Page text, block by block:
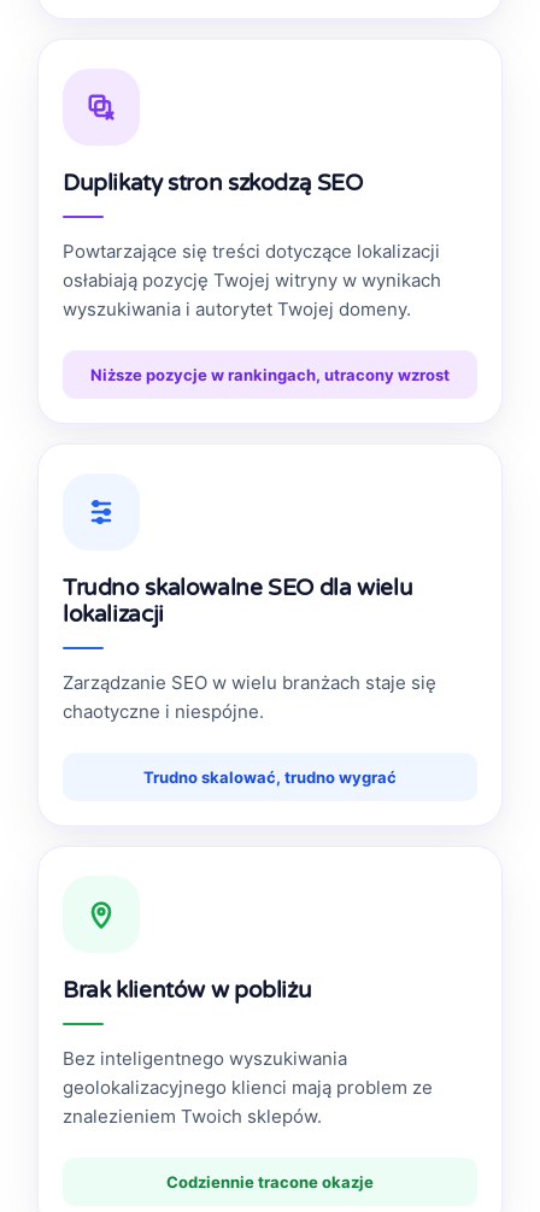
Duplikaty stron szkodzą SEO
Powtarzające się treści dotyczące lokalizacji
osłabiają pozycję Twojej witryny w wynikach
wyszukiwania i autorytet Twojej domeny.
Niższe pozycje w rankingach, utracony wzrost
Trudno skalowalne SEO dla wielu
lokalizacji
Zarządzanie SEO w wielu branżach staje się
chaotyczne i niespójne.
Trudno skalować, trudno wygrać
Brak klientów w pobliżu
Bez inteligentnego wyszukiwania
geolokalizacyjnego klienci mają problem ze
znalezieniem Twoich sklepów.
Codziennie tracone okazje